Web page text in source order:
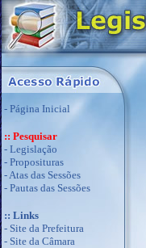
- Página Inicial
:: Pesquisar
- Legislação
- Proposituras
-Atas das Sessões
- Pautas das Sessões
:: Links
- Site da Prefeitura
- Site da Câmara